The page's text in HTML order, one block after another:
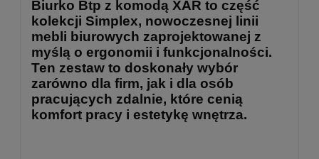
Biurko Btp z komodą XAR to część
kolekcji Simplex, nowoczesnej linii
mebli biurowych zaprojektowanej z
myślą o ergonomii i funkcjonalności.
Ten zestaw to doskonały wybór
zarówno dla firm, jak i dla osób
pracujących zdalnie, które cenią
komfort pracy i estetykę wnętrza.